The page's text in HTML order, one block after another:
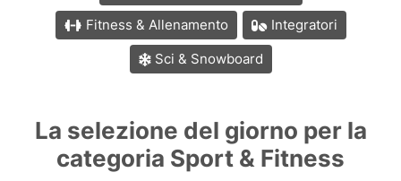
Fitness & Allenamento
Integratori
Sci & Snowboard
La selezione del giorno per la
categoria Sport & Fitness